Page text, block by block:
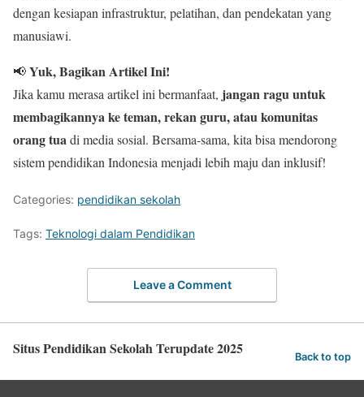
dengan kesiapan infrastruktur, pelatihan, dan pendekatan yang
manusiawi.
📢Yuk, Bagikan Artikel Ini!
Jika kamu merasa artikel ini bermanfaat, jangan ragu untuk
membagikannya ke teman, rekan guru, atau komunitas
orang tuadi media sosial. Bersama-sama, kita bisa mendorong
sistem pendidikan Indonesia menjadi lebih maju dan inklusif!
Categories: pendidikan sekolah
Tags: Teknologi dalam Pendidikan
Leave a Comment
Situs Pendidikan Sekolah Terupdate 2025 Back to top